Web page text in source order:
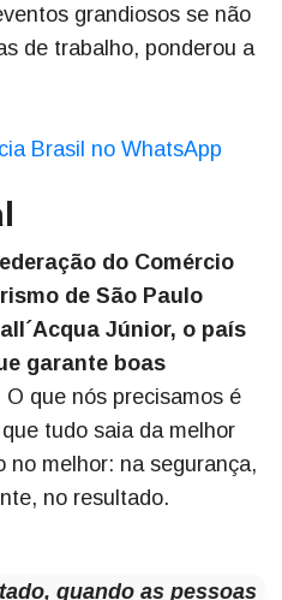
grandiosos se não
de trabalho, ponderou a
Brasil no WhatsApp
do Comércio
de São Paulo
Júnior, o país
garante boas
O que nós precisamos é
tudo saia da melhor
no melhor: na segurança,
no resultado.
quando as pessoas